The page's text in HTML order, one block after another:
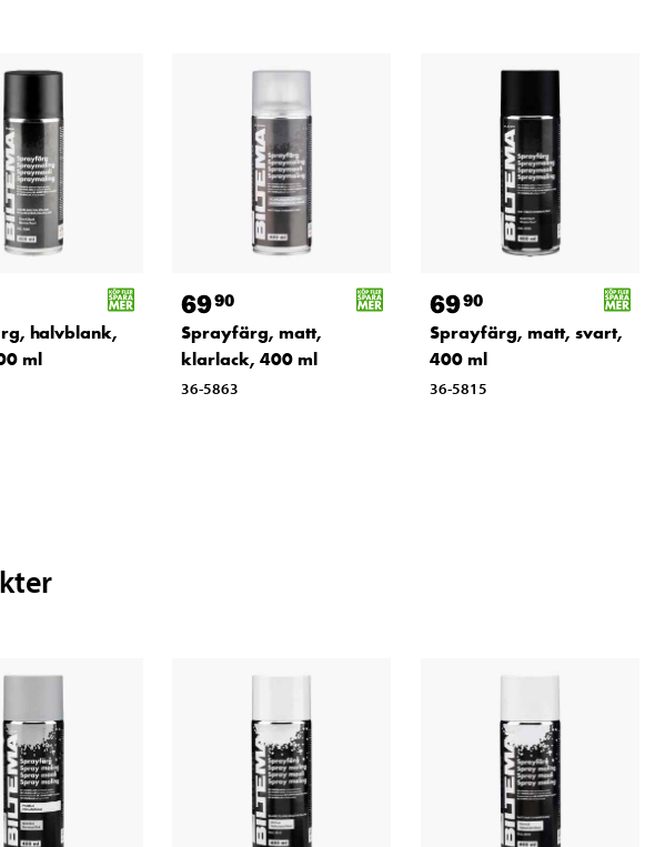
halvblank,
ml
6990
Sprayfärg, matt,
klarlack, 400 ml
36-5863
6990
Sprayfärg, matt, svart,
400 ml
36-5815